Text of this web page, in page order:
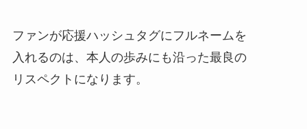
ファンが応援ハッシュタグにフルネームを
入れるのは、本人の歩みにも沿った最良の
リスペクトになります。